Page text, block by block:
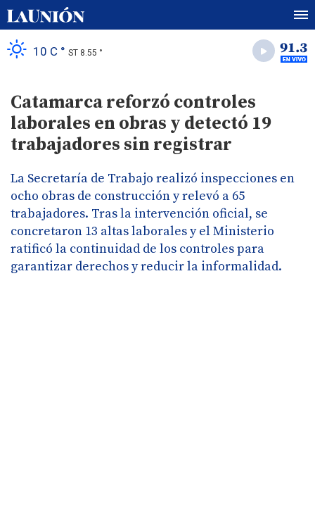
10 C ° ST 8.55 °
Catamarca reforzó controles
laborales en obras y detectó 19
trabajadores sin registrar
La Secretaría de Trabajo realizó inspecciones en
ocho obras de construcción y relevó a 65
trabajadores. Tras la intervención oficial, se
concretaron 13 altas laborales y el Ministerio
ratificó la continuidad de los controles para
garantizar derechos y reducir la informalidad.